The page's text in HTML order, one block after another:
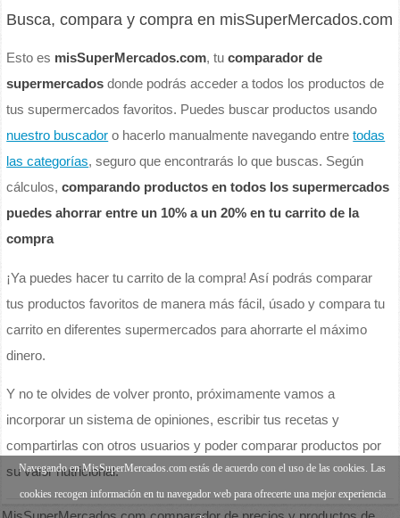
Busca, compara y compra en misSuperMercados.com
Esto es misSuperMercados.com, tucomparador de
supermercados donde podrás acceder a todos los productos de
tus supermercados favoritos. Puedes buscar productos usando
nuestro buscador o hacerlo manualmente navegando entretodas
las categorías, seguro que encontrarás lo que buscas. Según
cálculos,comparando productos en todos los supermercados
puedes ahorrar entre un 10% a un 20% en tu carrito de la
compra
¡Ya puedes hacer tu carrito de la compra! Así podrás comparar
tus productos favoritos de manera más fácil, úsado y compara tu
carrito en diferentes supermercados para ahorrarte el máximo
dinero.
Y no te olvides de volver pronto, próximamente vamos a
incorporar un sistema de opiniones, escribir tus recetas y
compartirlas con otros usuarios y poder comparar productos por
su valor nutricional.
Navegando en MisSuperMercados.com estás de acuerdo con el uso de las cookies. Las
cookies recogen información en tu navegador web para ofrecerte una mejor experiencia